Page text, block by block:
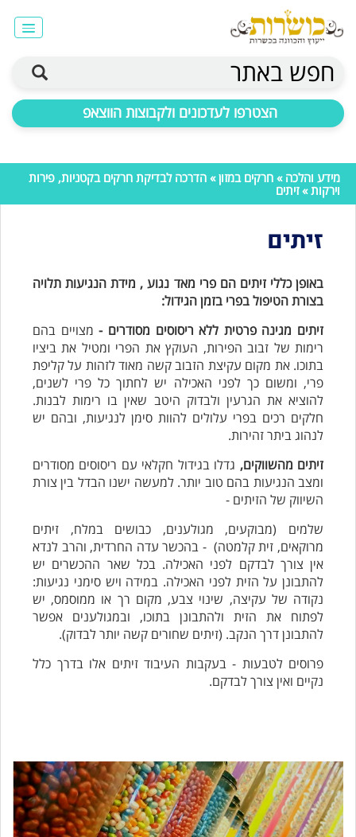
חפש באתר
הצטרפו לעדכונים ולקבוצות הווצאפ
מידע והלכה » חרקים במזון» הדרכה לבדיקת חרקים בקטניות, פירות
וירקות» זיתים
זיתים
באופן כללי זיתים הם פרי מאד נגוע , מידת הנגיעות תלויה
בצורת הטיפול בפרי בזמן הגידול:
זיתים מגינה פרטית ללא ריסוסים מסודרים - מצויים בהם
רימות של זבוב הפירות, העוקץ את הפרי ומטיל את ביציו
בתוכו. את מקום עקיצת הזבוב קשה מאוד לזהות על קליפת
פרי, ומשום כך לפני האכילה יש לחתוך כל פרי לשנים,
להוציא את הגרעין ולבדוק היטב שאין בו רימות לבנות.
חלקים רכים בפרי עלולים להוות סימן לנגיעות, ובהם יש
לנהוג ביתר זהירות.
זיתים מהשווקים, גדלו בגידול חקלאי עם ריסוסים מסודרים
ומצב הנגיעות בהם טוב יותר. למעשה ישנו הבדל בין צורת
השיווק של הזיתים -
שלמים (מבוקעים, מגולענים, כבושים במלח, זיתים
מרוקאים, זית קלמטה) - בהכשר עדה החרדית, והרב לנדא
אין צורך לבדקם לפני האכילה. בכל שאר ההכשרים יש
להתבונן על הזית לפני האכילה. במידה ויש סימני נגיעות:
נקודה של עקיצה, שינוי צבע, מקום רך או ממוסמס, יש
לפתוח את הזית ולהתבונן בתוכו, ובמגולענים אפשר
להתבונן דרך הנקב. (זיתים שחורים קשה יותר לבדוק).
פרוסים לטבעות - בעקבות העיבוד זיתים אלו בדרך כלל
נקיים ואין צורך לבדקם.